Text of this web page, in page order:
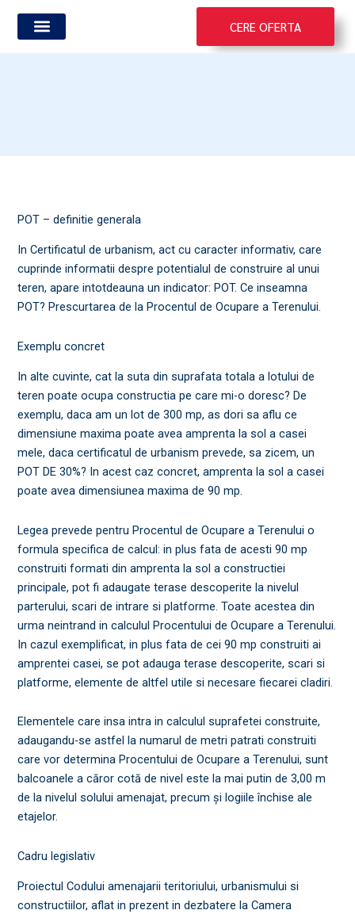
CERE OFERTA
POT – definitie generala
In Certificatul de urbanism, act cu caracter informativ, care
cuprinde informatii despre potentialul de construire al unui
teren, apare intotdeauna un indicator: POT. Ce inseamna
POT? Prescurtarea de la Procentul de Ocupare a Terenului.
Exemplu concret
In alte cuvinte, cat la suta din suprafata totala a lotului de
teren poate ocupa constructia pe care mi-o doresc? De
exemplu, daca am un lot de 300 mp, as dori sa aflu ce
dimensiune maxima poate avea amprenta la sol a casei
mele, daca certificatul de urbanism prevede, sa zicem, un
POT DE 30%? In acest caz concret, amprenta la sol a casei
poate avea dimensiunea maxima de 90 mp.
Legea prevede pentru Procentul de Ocupare a Terenului o
formula specifica de calcul: in plus fata de acesti 90 mp
construiti formati din amprenta la sol a constructiei
principale, pot fi adaugate terase descoperite la nivelul
parterului, scari de intrare si platforme. Toate acestea din
urma neintrand in calculul Procentului de Ocupare a Terenului.
In cazul exemplificat, in plus fata de cei 90 mp construiti ai
amprentei casei, se pot adauga terase descoperite, scari si
platforme, elemente de altfel utile si necesare fiecarei cladiri.
Elementele care insa intra in calculul suprafetei construite,
adaugandu-se astfel la numarul de metri patrati construiti
care vor determina Procentului de Ocupare a Terenului, sunt
balcoanele a căror cotă de nivel este la mai putin de 3,00 m
de la nivelul solului amenajat, precum și logiile închise ale
etajelor.
Cadru legislativ
Proiectul Codului amenajarii teritoriului, urbanismului si
constructiilor, aflat in prezent in dezbatere la Camera